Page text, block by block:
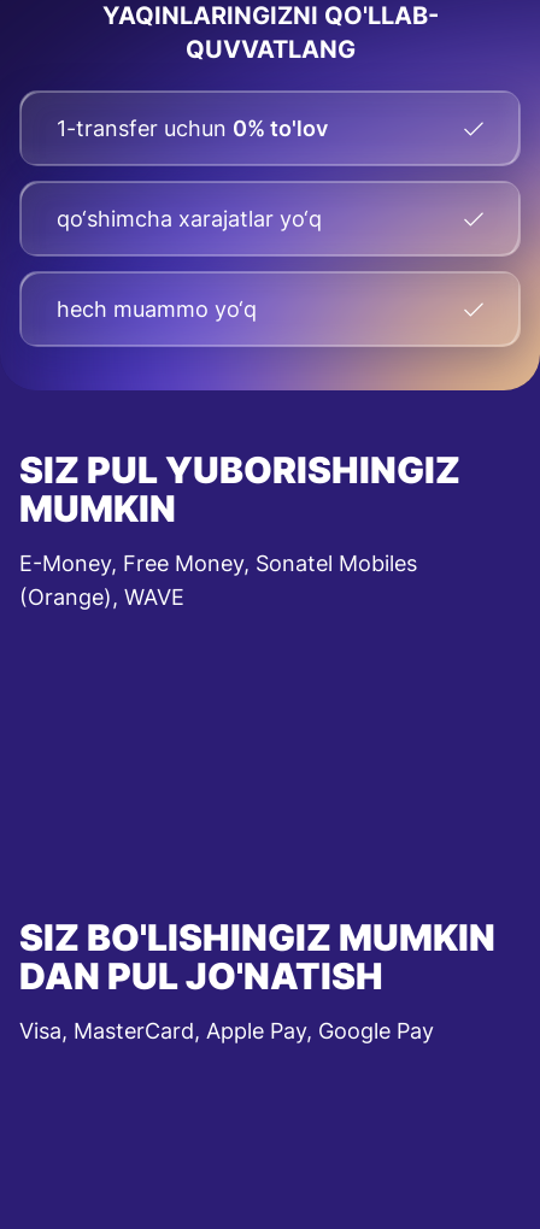
YAQINLARINGIZNI QO'LLAB-
QUVVATLANG
1-transfer uchun 0% to'lov
qo‘shimcha xarajatlar yo‘q
hech muammo yo‘q
SIZ PUL YUBORISHINGIZ
MUMKIN
E-Money, Free Money, Sonatel Mobiles
(Orange), WAVE
SIZ BO'LISHINGIZ MUMKIN
DAN PUL JO'NATISH
Visa, MasterCard, Apple Pay, Google Pay